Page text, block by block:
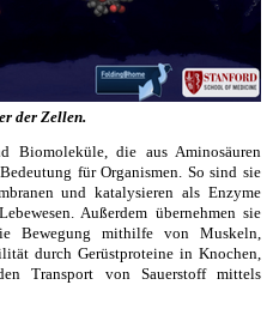
der Zellen.
Biomoleküle, die aus Aminosäuren
für Organismen. So sind sie
und katalysieren als Enzyme
Außerdem übernehmen sie
Bewegung mithilfe von Muskeln,
durch Gerüstproteine in Knochen,
Transport von Sauerstoff mittels